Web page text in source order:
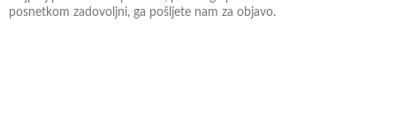
posnetkom zadovoljni, ga pošljete nam za objavo.